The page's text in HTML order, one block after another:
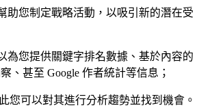
助您制定戰略活動，以吸引新的潛在受
為您提供關鍵字排名數據、基於內容的
、甚至 Google 作者統計等信息；
您可以對其進行分析趨勢並找到機會。